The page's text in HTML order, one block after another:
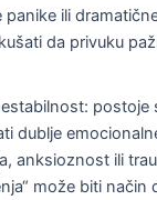
panike ili
da privuku
postoje
dublje
anksioznost ili
može biti način